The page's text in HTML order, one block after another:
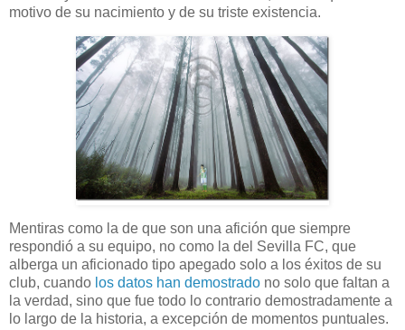
motivo de su nacimiento y de su triste existencia.
Mentiras como la de que son una afición que siempre
respondió a su equipo, no como la del Sevilla FC, que
alberga un aficionado tipo apegado solo a los éxitos de su
club, cuando los datos han demostrado no solo que faltan a
la verdad, sino que fue todo lo contrario demostradamente a
lo largo de la historia, a excepción de momentos puntuales.